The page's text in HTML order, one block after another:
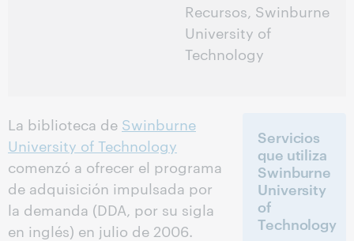
Recursos, Swinburne
University of
Technology
La biblioteca de Swinburne
University of Technology
comenzó a ofrecer el programa
de adquisición impulsada por
la demanda (DDA, por su sigla
en inglés) en julio de 2006.
Servicios
que utiliza
Swinburne
University
of
Technology